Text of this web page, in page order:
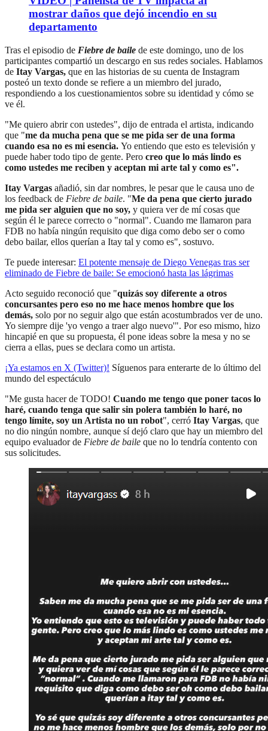
mostrar daños que dejó incendio en su
departamento
Tras el episodio de Fiebre de baile de este domingo, uno de los
participantes compartió un descargo en sus redes sociales. Hablamos
de Itay Vargas, que en las historias de su cuenta de Instagram
posteó un texto donde se refiere a un miembro del jurado,
respondiendo a los cuestionamientos sobre su identidad y cómo se
ve él.
"Me quiero abrir con ustedes", dijo de entrada el artista, indicando
que "me da mucha pena que se me pida ser de una forma
cuando esa no es mi esencia. Yo entiendo que esto es televisión y
puede haber todo tipo de gente. Pero creo que lo más lindo es
como ustedes me reciben y aceptan mi arte tal y como es".
Itay Vargas añadió, sin dar nombres, le pesar que le causa uno de
los feedback de Fiebre de baile. "Me da pena que cierto jurado
me pida ser alguien que no soy, y quiera ver de mí cosas que
según él le parece correcto o "normal". Cuando me llamaron para
FDB no había ningún requisito que diga como debo ser o como
debo bailar, ellos querían a Itay tal y como es", sostuvo.
Te puede interesar: El potente mensaje de Diego Venegas tras ser
eliminado de Fiebre de baile: Se emocionó hasta las lágrimas
Acto seguido reconoció que "quizás soy diferente a otros
concursantes pero eso no me hace menos hombre que los
demás, solo por no seguir algo que están acostumbrados ver de uno.
Yo siempre dije 'yo vengo a traer algo nuevo'". Por eso mismo, hizo
hincapié en que su propuesta, él pone ideas sobre la mesa y no se
cierra a ellas, pues se declara como un artista.
¡Ya estamos en X (Twitter)! Síguenos para enterarte de lo último del
mundo del espectáculo
"Me gusta hacer de TODO! Cuando me tengo que poner tacos lo
haré, cuando tenga que salir sin polera también lo haré, no
tengo límite, soy un Artista no un robot", cerró Itay Vargas, que
no dio ningún nombre, aunque sí dejó claro que hay un miembro del
equipo evaluador de Fiebre de baile que no lo tendría contento con
sus solicitudes.